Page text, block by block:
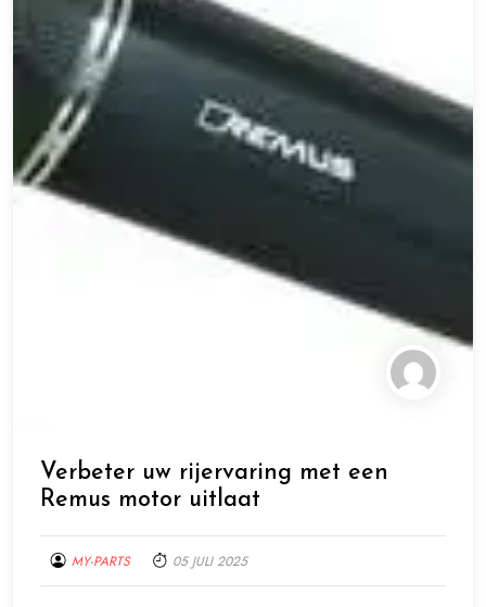
Verbeter uw rijervaring met een
Remus motor uitlaat
MY-PARTS 05 JULI 2025